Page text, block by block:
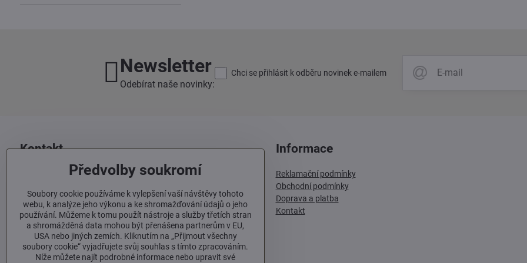
Newsletter
Odebírat naše novinky:
Chci se přihlásit k odběru novinek e-mailem
Kontakt
Italské prosecco, s​.r​.o​.
100 00 Praha 10
+420 603 293 060
info​@italskeprosecco​.cz
Informace
Reklamační podmínky
Obchodní podmínky
Doprava a platba
Kontakt
Předvolby soukromí
Soubory cookie používáme k vylepšení vaší návštěvy tohoto
webu, k analýze jeho výkonu a ke shromažďování údajů o jeho
používání. Můžeme k tomu použít nástroje a služby třetích stran
a shromážděná data mohou být přenášena partnerům v EU,
USA nebo jiných zemích. Kliknutím na „Přijmout všechny
soubory cookie“ vyjadřujete svůj souhlas s tímto zpracováním.
Níže můžete najít podrobné informace nebo upravit své